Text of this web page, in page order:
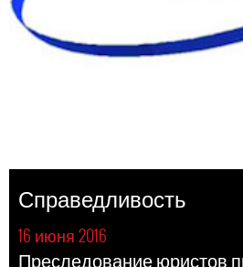
Справедливость
16 июня 2016
Преследование юристов